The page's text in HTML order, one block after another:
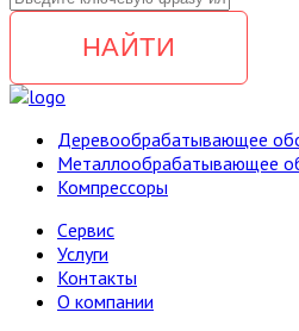
НАЙТИ
Деревообрабатывающее
Металлообрабатывающее
Компрессоры
Cервис
Услуги
Контакты
О компании